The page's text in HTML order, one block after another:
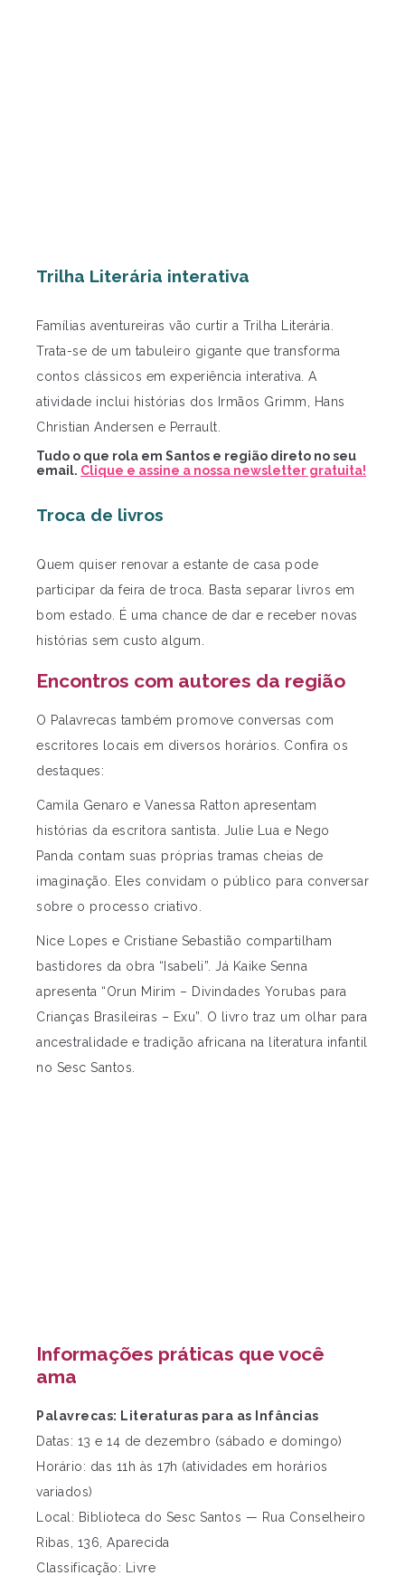
Trilha Literária interativa
Famílias aventureiras vão curtir a Trilha Literária.
Trata-se de um tabuleiro gigante que transforma
contos clássicos em experiência interativa. A
atividade inclui histórias dos Irmãos Grimm, Hans
Christian Andersen e Perrault.
Tudo o que rola em Santos e região direto no seu
email. Clique e assine a nossa newsletter gratuita!
Troca de livros
Quem quiser renovar a estante de casa pode
participar da feira de troca. Basta separar livros em
bom estado. É uma chance de dar e receber novas
histórias sem custo algum.
Encontros com autores da região
O Palavrecas também promove conversas com
escritores locais em diversos horários. Confira os
destaques:
Camila Genaro e Vanessa Ratton apresentam
histórias da escritora santista. Julie Lua e Nego
Panda contam suas próprias tramas cheias de
imaginação. Eles convidam o público para conversar
sobre o processo criativo.
Nice Lopes e Cristiane Sebastião compartilham
bastidores da obra “Isabeli”. Já Kaike Senna
apresenta “Orun Mirim – Divindades Yorubas para
Crianças Brasileiras – Exu”. O livro traz um olhar para
ancestralidade e tradição africana na
literatura infantil
no Sesc Santos
Informações práticas que você
ama
Palavrecas: Literaturas para as Infâncias
Datas: 13 e 14 de dezembro (sábado e domingo)
Horário: das 11h às 17h (atividades em horários
variados)
Local: Biblioteca do Sesc Santos — Rua Conselheiro
Ribas, 136, Aparecida
Classificação: Livre